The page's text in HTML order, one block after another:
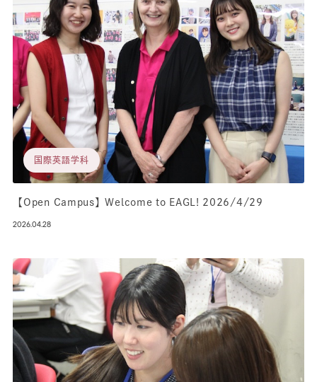
国際英語学科
【Open Campus】Welcome to EAGL! 2026/4/29
2026.04.28